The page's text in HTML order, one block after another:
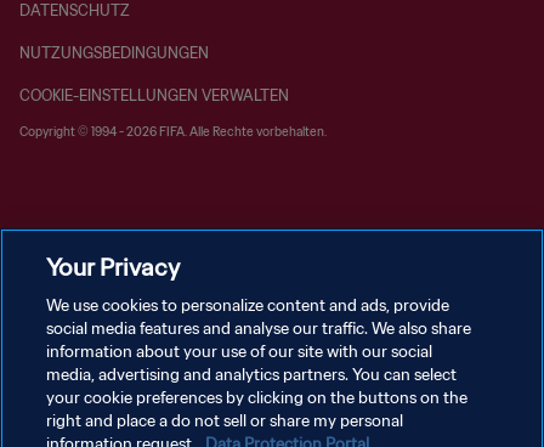
DATENSCHUTZ
NUTZUNGSBEDINGUNGEN
COOKIE-EINSTELLUNGEN VERWALTEN
Copyright © 1994 - 2026 FIFA. Alle Rechte vorbehalten.
Your Privacy
We use cookies to personalize content and ads, provide
social media features and analyse our traffic. We also share
information about your use of our site with our social
media, advertising and analytics partners. You can select
your cookie preferences by clicking on the buttons on the
right and place a do not sell or share my personal